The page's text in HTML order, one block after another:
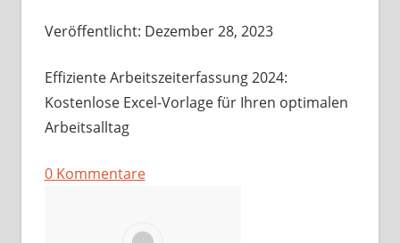
Veröffentlicht: Dezember 28, 2023
Effiziente Arbeitszeiterfassung 2024:
Kostenlose Excel-Vorlage für Ihren optimalen
Arbeitsalltag
0 Kommentare